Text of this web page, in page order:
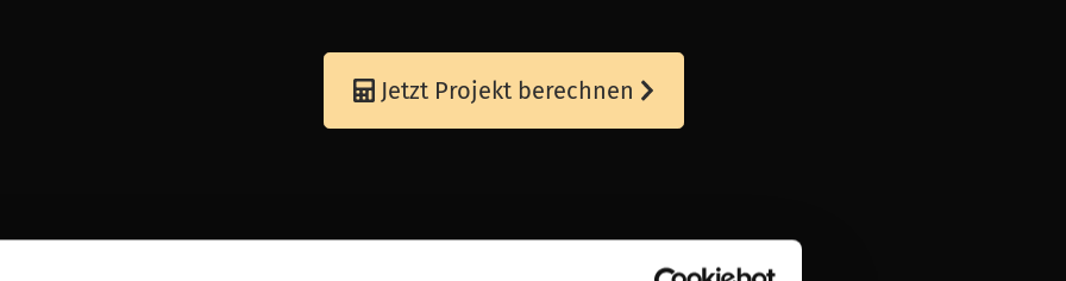
Jetzt Projekt berechnen